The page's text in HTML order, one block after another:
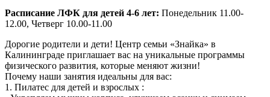
Расписание ЛФК для детей 4-6 лет: Понедельник 11.00-
12.00, Четверг 10.00-11.00
Дорогие родители и дети! Центр семьи «Знайка» в
Калининграде приглашает вас на уникальные программы
физического развития, которые меняют жизни!
Почему наши занятия идеальны для вас:
1. Пилатес для детей и взрослых :